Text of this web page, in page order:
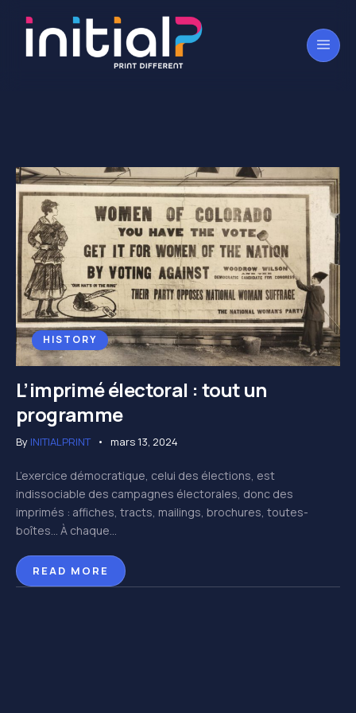
HISTORY
L’imprimé électoral : tout un
programme
By INITIALPRINT mars 13, 2024
L’exercice démocratique, celui des élections, est
indissociable des campagnes électorales, donc des
imprimés : affiches, tracts, mailings, brochures, toutes-
boîtes… À chaque...
READ MORE